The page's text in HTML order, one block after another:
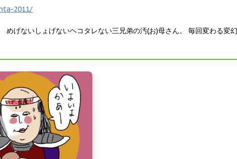
2011/
めげないしょげないヘコタレない三兄弟の汚(お)母さん。 毎回変わる変